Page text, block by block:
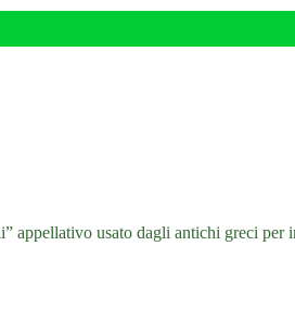
usato dagli antichi greci per